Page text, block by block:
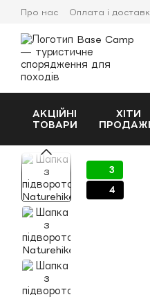
Перейти до основного
Про нас Оплата і
АКЦІЙНІ
ТОВАРИ
ХІТИ
3
4